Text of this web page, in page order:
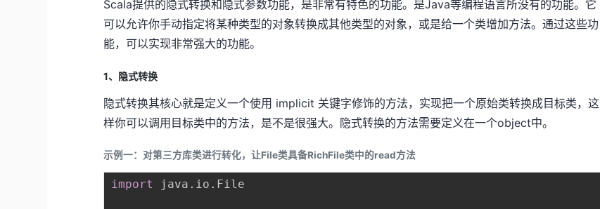
Scala提供的隐式转换和隐式参数功能，是非常有特色的功能。是Java等编程语言所没有的功能。它
可以允许你手动指定将某种类型的对象转换成其他类型的对象，或是给一个类增加方法。通过这些功
能，可以实现非常强大的功能。
1、隐式转换
隐式转换其核心就是定义一个使用 implicit 关键字修饰的方法，实现把一个原始类转换成目标类，这
样你可以调用目标类中的方法，是不是很强大。隐式转换的方法需要定义在一个object中。
示例一：对第三方库类进行转化，让File类具备RichFile类中的read方法
import java . io . File